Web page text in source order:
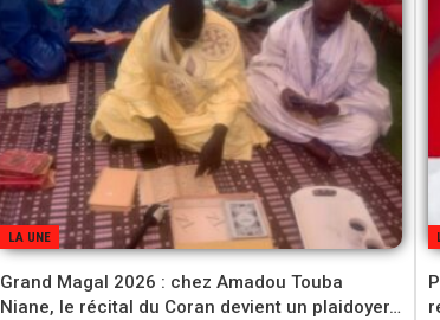
LA UNE
Grand Magal 2026 : chez Amadou Touba
Niane, le récital du Coran devient un plaidoyer…